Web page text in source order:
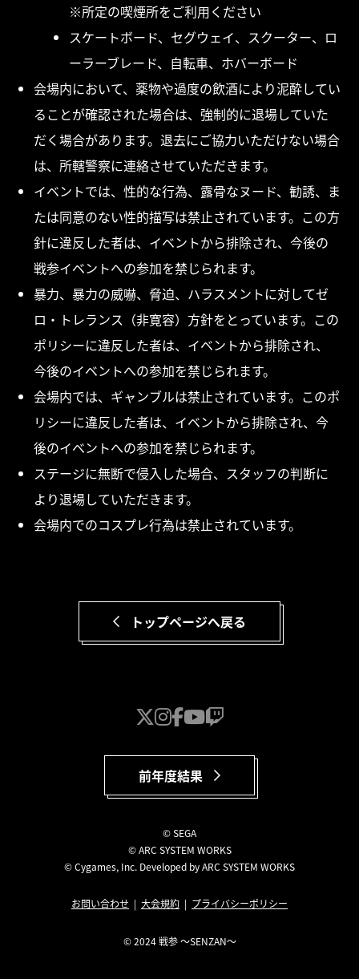
※所定の喫煙所をご利用ください
スケートボード、セグウェイ、スクーター、ロ
ーラーブレード、自転車、ホバーボード
会場内において、薬物や過度の飲酒により泥酔してい
ることが確認された場合は、強制的に退場していた
だく場合があります。退去にご協力いただけない場合
は、所轄警察に連絡させていただきます。
イベントでは、性的な行為、露骨なヌード、勧誘、ま
たは同意のない性的描写は禁止されています。この方
針に違反した者は、イベントから排除され、今後の
戦参イベントへの参加を禁じられます。
暴力、暴力の威嚇、脅迫、ハラスメントに対してゼ
ロ・トレランス（非寛容）方針をとっています。この
ポリシーに違反した者は、イベントから排除され、
今後のイベントへの参加を禁じられます。
会場内では、ギャンブルは禁止されています。このポ
リシーに違反した者は、イベントから排除され、今
後のイベントへの参加を禁じられます。
ステージに無断で侵入した場合、スタッフの判断に
より退場していただきます。
会場内でのコスプレ行為は禁止されています。
トップページへ戻る
前年度結果
© SEGA
© ARC SYSTEM WORKS
© Cygames, Inc. Developed by ARC SYSTEM WORKS
お問い合わせ 大会規約 プライバシーポリシー
© 2024 戦参 〜SENZAN〜